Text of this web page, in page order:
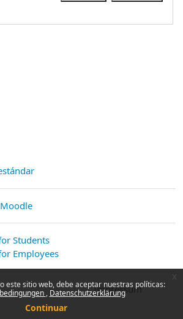
este sitio web, debe aceptar nuestras políticas:
Datenschutzerklärung
Continuar
Moodle
Students
Employees
Impressum